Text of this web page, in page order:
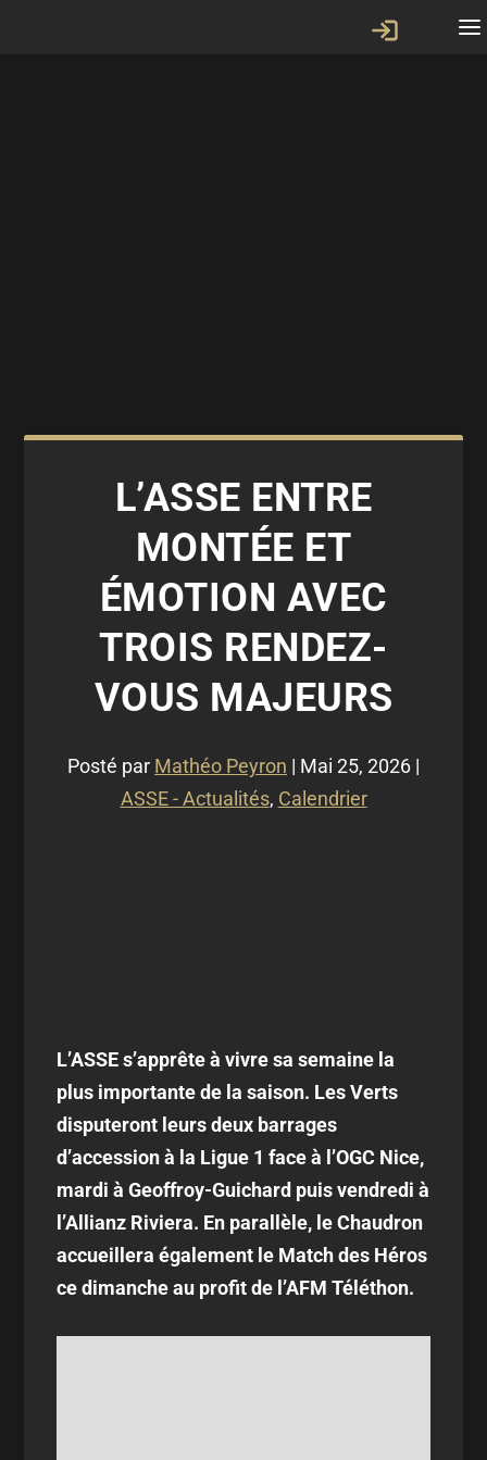
L’ASSE ENTRE
MONTÉE ET
ÉMOTION AVEC
TROIS RENDEZ-
VOUS MAJEURS
Posté par Mathéo Peyron | Mai 25, 2026 |
ASSE - Actualités, Calendrier
L’ASSE s’apprête à vivre sa semaine la
plus importante de la saison. Les Verts
disputeront leurs deux barrages
d’accession à la Ligue 1 face à l’OGC Nice,
mardi à Geoffroy-Guichard puis vendredi à
l’Allianz Riviera. En parallèle, le Chaudron
accueillera également le Match des Héros
ce dimanche au profit de l’AFM Téléthon.